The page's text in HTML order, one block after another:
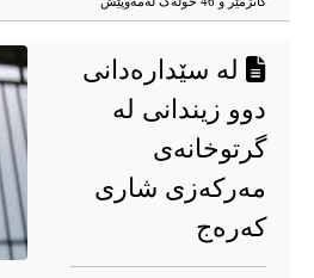
لە سێدارەدانی
دوو زیندانی لە
گرتوخانەی
مەرکەزی شاری
کەرەج